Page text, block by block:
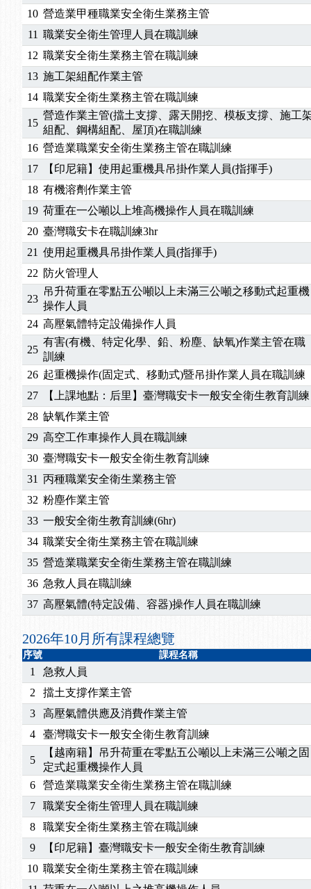
2025/10/30【進修課程】2026年，課程意見蒐集~
2025/08/20【進修課程】SDS格式百百種？專業講師帶您判斷
2025/08/12【中心公告】因應颱風來襲，若遇停班停課消息 補
2025/07/06 【中心公告】颱風假114/07/07停班停課
2025/06/06【進修課程】～～前導課程看這邊推出囉～～
2025/05/29【進修課程】前導課程推出公告！
2025/04/28【進修課程】要怎麼進修自我？課程百百種選擇好
2025/01/21「高壓氣體製造安全主任」、「隧道等襯砌作業主
訓測驗
2025/01/15【線上課程】碳中和核心職能系列課程資訊
2026/07/15 【免費研習】115年製造業危害預防職場安衛法令
2026/07/08【中心公告】因應颱風來襲，若遇停班停課消息 補
2026/05/06【產業人才投資】06/03-06/08堆高機課程，政府出
2026/04/24 【製程安全評估人員】開課囉
2025/11/11 【中心公告】颱風假11/12停班停課
2025/11/10【中心公告】因應颱風來襲，若遇停班停課消息 補
2025/10/30 【進修課程】2026年，課程意見蒐集~
2025/08/20【進修課程】SDS格式百百種？專業講師帶您判斷
2025/08/12
2025/07/06【中心公告】颱風假114/07/07停班停課
2025/06/06【進修課程】～～前導課程看這邊推出囉～～
2025/05/29
2025/04/28【進修課程】要怎麼進修自我？課程百百種選擇好
2025/01/21「高壓氣體製造安全主任」、「隧道等襯砌作業主
訓測驗
2025/01/15【線上課程】碳中和核心職能系列課程資訊
2026/07/15【免費研習】115年製造業危害預防職場安衛法令
2026/07/08【中心公告】因應颱風來襲，若遇停班停課消息 補
2026/05/06【產業人才投資】06/03-06/08堆高機課程，政府出
2026/04/24【製程安全評估人員】開課囉
2025/11/11【中心公告】颱風假11/12停班停課
2025/11/10【中心公告】因應颱風來襲，若遇停班停課消息 補
2025/10/30【進修課程】2026年，課程意見蒐集~
2025/08/20 【進修課程】SDS格式百百種？專業講師帶您判斷
2025/08/12【中心公告】因應颱風來襲，若遇停班停課消息 補
2025/07/06【中心公告】颱風假114/07/07停班停課
2025/06/06【進修課程】～～前導課程看這邊推出囉～～
2025/05/29【進修課程】前導課程推出公告！
2025/04/28【進修課程】要怎麼進修自我？課程百百種選擇好
2025/01/21「高壓氣體製造安全主任」、「隧道等襯砌作業主
訓測驗
2025/01/15
10 營造業甲種職業安全衛生業務主管
11 職業安全衛生管理人員在職訓練
12 職業安全衛生業務主管在職訓練
13 施工架組配作業主管
14 職業安全衛生業務主管在職訓練
15
營造作業主管(擋土支撐、露天開挖、模板支撐、施工
組配、鋼構組配、屋頂)在職訓練
16 營造業職業安全衛生業務主管在職訓練
17
【印尼籍】使用起重機具吊掛作業人員(指揮手)
18 有機溶劑作業主管
19 荷重在一公噸以上堆高機操作人員在職訓練
20 臺灣職安卡在職訓練3hr
21 使用起重機具吊掛作業人員(指揮手)
22 防火管理人
23
吊升荷重在零點五公噸以上未滿三公噸之移動式起重機
操作人員
24 高壓氣體特定設備操作人員
25
有害(有機、特定化學、鉛、粉塵、缺氧)作業主管在職
訓練
26 起重機操作(固定式、移動式)暨吊掛作業人員在職訓練
27
【上課地點：后里】臺灣職安卡一般安全衛生教育訓練
28 缺氧作業主管
29 高空工作車操作人員在職訓練
30 臺灣職安卡一般安全衛生教育訓練
31 丙種職業安全衛生業務主管
32 粉塵作業主管
33 一般安全衛生教育訓練(6hr)
34 職業安全衛生業務主管在職訓練
35 營造業職業安全衛生業務主管在職訓練
36 急救人員在職訓練
37 高壓氣體(特定設備、容器)操作人員在職訓練
2026年10月所有課程總覽
序號 課程名稱
1
急救人員
2
擋土支撐作業主管
3
高壓氣體供應及消費作業主管
4
臺灣職安卡一般安全衛生教育訓練
5
【越南籍】吊升荷重在零點五公噸以上未滿三公噸之固
定式起重機操作人員
6
營造業職業安全衛生業務主管在職訓練
7
職業安全衛生管理人員在職訓練
8
職業安全衛生業務主管在職訓練
9
【印尼籍】臺灣職安卡一般安全衛生教育訓練
10 職業安全衛生業務主管在職訓練